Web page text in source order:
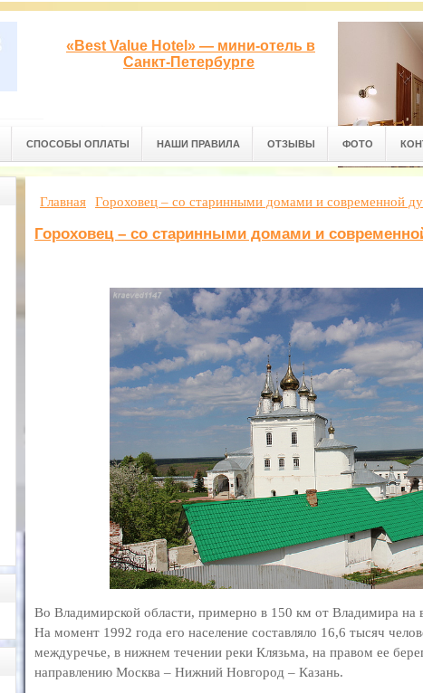
«Best Value Hotel» — мини-отель в
Санкт-Петербурге
СПОСОБЫ ОПЛАТЫ НАШИ ПРАВИЛА ОТЗЫВЫ ФОТО
Главная Гороховец – со старинными домами и современной
Гороховец – со старинными домами и
Во Владимирской области, примерно в 150 км от Владимира на
На момент 1992 года его население составляло 16,6 тысяч
междуречье, в нижнем течении реки Клязьма, на правом ее
направлению Москва – Нижний Новгород – Казань.